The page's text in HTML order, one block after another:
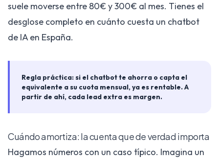
suele moverse entre 80€ y 300€ al mes. Tienes el
desglose completo en cuánto cuesta un chatbot
de IA en España.
Regla práctica: si el chatbot te ahorra o capta el
equivalente a su cuota mensual, ya es rentable. A
partir de ahí, cada lead extra es margen.
Cuándo amortiza: la cuenta que de verdad importa
Hagamos números con un caso típico. Imagina un